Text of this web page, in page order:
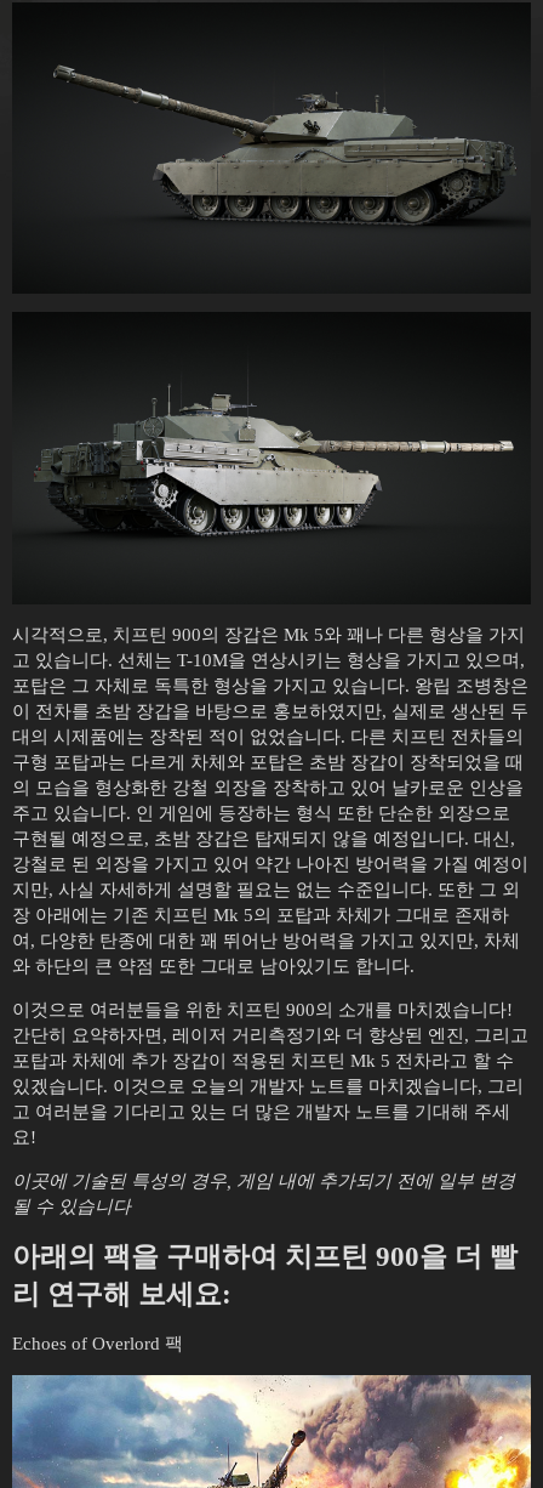
시각적으로, 치프틴 900의 장갑은 Mk 5와 꽤나 다른 형상을 가지
고 있습니다. 선체는 T-10M을 연상시키는 형상을 가지고 있으며,
포탑은 그 자체로 독특한 형상을 가지고 있습니다. 왕립 조병창은
이 전차를 초밤 장갑을 바탕으로 홍보하였지만, 실제로 생산된 두
대의 시제품에는 장착된 적이 없었습니다. 다른 치프틴 전차들의
구형 포탑과는 다르게 차체와 포탑은 초밤 장갑이 장착되었을 때
의 모습을 형상화한 강철 외장을 장착하고 있어 날카로운 인상을
주고 있습니다. 인 게임에 등장하는 형식 또한 단순한 외장으로
구현될 예정으로, 초밤 장갑은 탑재되지 않을 예정입니다. 대신,
강철로 된 외장을 가지고 있어 약간 나아진 방어력을 가질 예정이
지만, 사실 자세하게 설명할 필요는 없는 수준입니다. 또한 그 외
장 아래에는 기존 치프틴 Mk 5의 포탑과 차체가 그대로 존재하
여, 다양한 탄종에 대한 꽤 뛰어난 방어력을 가지고 있지만, 차체
와 하단의 큰 약점 또한 그대로 남아있기도 합니다.
이것으로 여러분들을 위한 치프틴 900의 소개를 마치겠습니다!
간단히 요약하자면, 레이저 거리측정기와 더 향상된 엔진, 그리고
포탑과 차체에 추가 장갑이 적용된 치프틴 Mk 5 전차라고 할 수
있겠습니다. 이것으로 오늘의 개발자 노트를 마치겠습니다, 그리
고 여러분을 기다리고 있는 더 많은 개발자 노트를 기대해 주세
요!
이곳에 기술된 특성의 경우, 게임 내에 추가되기 전에 일부 변경
될 수 있습니다
아래의 팩을 구매하여 치프틴 900을 더 빨
리 연구해 보세요:
Echoes of Overlord 팩